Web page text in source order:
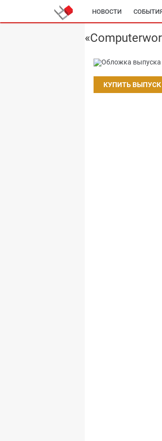
НОВОСТИ
КУПИТЬ ВЫПУСК